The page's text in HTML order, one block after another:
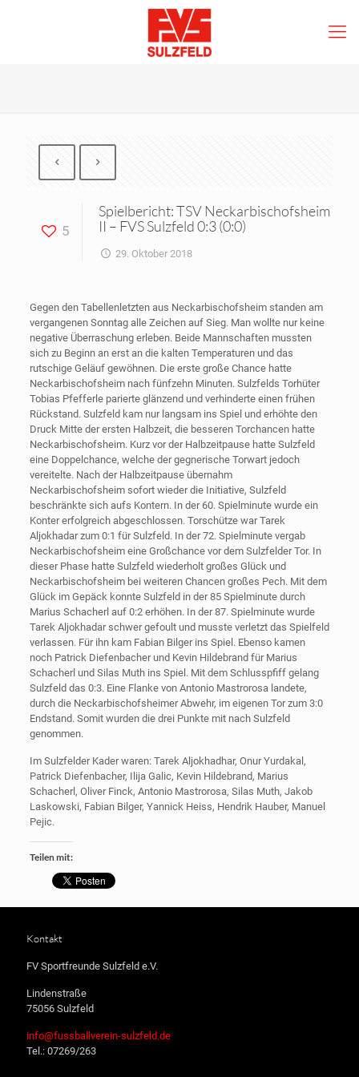
5
Spielbericht: TSV Neckarbischofsheim
II – FVS Sulzfeld 0:3 (0:0)
29. Oktober 2018
Gegen den Tabellenletzten aus Neckarbischofsheim standen am
vergangenen Sonntag alle Zeichen auf Sieg. Man wollte nur keine
negative Überraschung erleben. Beide Mannschaften mussten
sich zu Beginn an erst an die kalten Temperaturen und das
rutschige Geläuf gewöhnen. Die erste große Chance hatte
Neckarbischofsheim nach fünfzehn Minuten. Sulzfelds Torhüter
Tobias Pfefferle parierte glänzend und verhinderte einen frühen
Rückstand. Sulzfeld kam nur langsam ins Spiel und erhöhte den
Druck Mitte der ersten Halbzeit, die besseren Torchancen hatte
Neckarbischofsheim. Kurz vor der Halbzeitpause hatte Sulzfeld
eine Doppelchance, welche der gegnerische Torwart jedoch
vereitelte. Nach der Halbzeitpause übernahm
Neckarbischofsheim sofort wieder die Initiative, Sulzfeld
beschränkte sich aufs Kontern. In der 60. Spielminute wurde ein
Konter erfolgreich abgeschlossen. Torschütze war Tarek
Aljokhadar zum 0:1 für Sulzfeld. In der 72. Spielminute vergab
Neckarbischofsheim eine Großchance vor dem Sulzfelder Tor. In
dieser Phase hatte Sulzfeld wiederholt großes Glück und
Neckarbischofsheim bei weiteren Chancen großes Pech. Mit dem
Glück im Gepäck konnte Sulzfeld in der 85 Spielminute durch
Marius Schacherl auf 0:2 erhöhen. In der 87. Spielminute wurde
Tarek Aljokhadar schwer gefoult und musste verletzt das Spielfeld
verlassen. Für ihn kam Fabian Bilger ins Spiel. Ebenso kamen
noch Patrick Diefenbacher und Kevin Hildebrand für Marius
Schacherl und Silas Muth ins Spiel. Mit dem Schlusspfiff gelang
Sulzfeld das 0:3. Eine Flanke von Antonio Mastrorosa landete,
durch die Neckarbischofsheimer Abwehr, im eigenen Tor zum 3:0
Endstand. Somit wurden die drei Punkte mit nach Sulzfeld
genommen.
Im Sulzfelder Kader waren: Tarek Aljokhadhar, Onur Yurdakal,
Patrick Diefenbacher, Ilija Galic, Kevin Hildebrand, Marius
Schacherl, Oliver Finck, Antonio Mastrorosa, Silas Muth, Jakob
Laskowski, Fabian Bilger, Yannick Heiss, Hendrik Hauber, Manuel
Pejic.
Teilen mit:
Kontakt
FV Sportfreunde Sulzfeld e.V.
Lindenstraße
75056 Sulzfeld
info@fussballverein-sulzfeld.de
Tel.: 07269/263